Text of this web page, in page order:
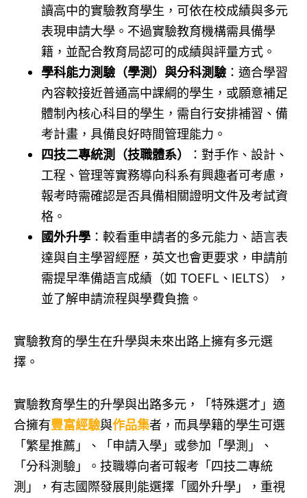
讀高中的實驗教育學生，可依在校成績與多元
表現申請大學。不過實驗教育機構需具備學
籍，並配合教育局認可的成績與評量方式。
學科能力測驗（學測）與分科測驗：適合學習
內容較接近普通高中課綱的學生，或願意補足
體制內核心科目的學生，需自行安排補習、備
考計畫，具備良好時間管理能力。
四技二專統測（技職體系）
：對手作、設計、
工程、管理等實務導向科系有興趣者可考慮，
報考時需確認是否具備相關證明文件及考試資
格。
國外升學 ：較看重申請者的多元能力、語言表
達與自主學習經歷，英文也會更要求，申請前
需提早準備語言成績（如 TOEFL、IELTS），
並了解申請流程與學費負擔。
實驗教育的學生在升學與未來出路上擁有多元選
擇。
實驗教育學生的升學與出路多元，「特殊選才」適
合擁有豐富經驗與作品集者，而具學籍的學生可選
「繁星推薦」、「申請入學」或參加「學測」、
「分科測驗」。技職導向者可報考「四技二專統
測」，有志國際發展則能選擇「國外升學」，重視